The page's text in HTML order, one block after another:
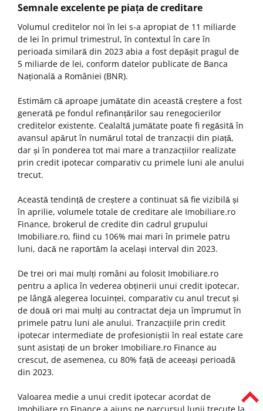
Semnale excelente pe piața de creditare
Volumul creditelor noi în lei s-a apropiat de 11 miliarde
de lei în primul trimestrul, în contextul în care în
perioada similară din 2023 abia a fost depășit pragul de
5 miliarde de lei, conform datelor publicate de Banca
Națională a României (BNR).
Estimăm că aproape jumătate din această creștere a fost
generată pe fondul refinanțărilor sau renegocierilor
creditelor existente. Cealaltă jumătate poate fi regăsită în
avansul apărut în numărul total de tranzacții din piață,
dar și în ponderea tot mai mare a tranzacțiilor realizate
prin credit ipotecar comparativ cu primele luni ale anului
trecut.
Această tendință de creștere a continuat să fie vizibilă și
în aprilie, volumele totale de creditare ale Imobiliare.ro
Finance, brokerul de credite din cadrul grupului
Imobiliare.ro, fiind cu 106% mai mari în primele patru
luni, dacă ne raportăm la același interval din 2023.
De trei ori mai mulți români au folosit Imobiliare.ro
pentru a aplica în vederea obținerii unui credit ipotecar,
pe lângă alegerea locuinței, comparativ cu anul trecut și
de două ori mai mulți au contractat deja un împrumut în
primele patru luni ale anului. Tranzacțiile prin credit
ipotecar intermediate de profesioniștii în real estate care
sunt asistați de un broker Imobiliare.ro Finance au
crescut, de asemenea, cu 80% față de aceeași perioadă
din 2023.
Valoarea medie a unui credit ipotecar acordat de
Imobiliare.ro Finance a ajuns pe parcursul lunii trecute la